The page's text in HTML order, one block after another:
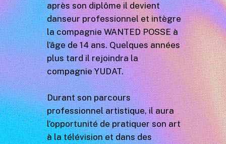
après son diplôme il devient
danseur professionnel et intègre
la compagnie WANTED POSSE à
l’âge de 14 ans. Quelques années
plus tard il rejoindra la
compagnie YUDAT.
Durant son parcours
professionnel artistique, il aura
l’opportunité de pratiquer son art
à la télévision et dans des